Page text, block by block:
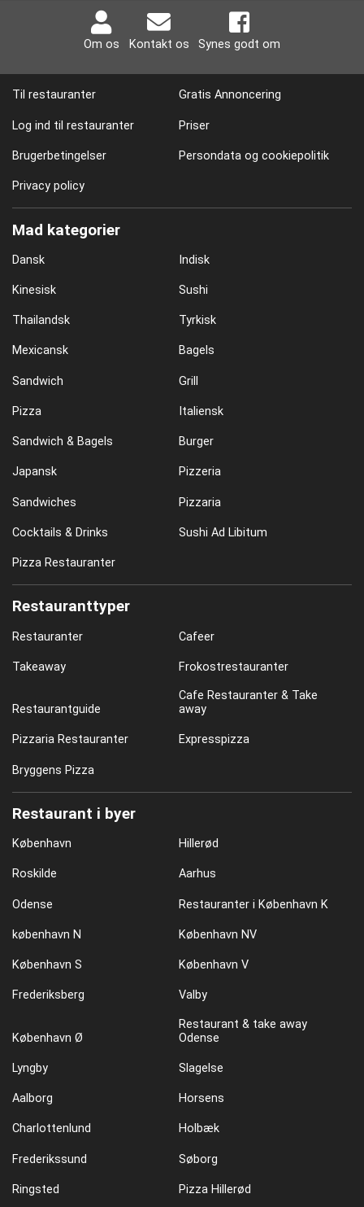
Om os Kontakt os Synes godt om
Til restauranter Gratis Annoncering
Log ind til restauranter Priser
Brugerbetingelser Persondata og cookiepolitik
Privacy policy
Mad kategorier
Dansk Indisk
Kinesisk Sushi
Thailandsk Tyrkisk
Mexicansk Bagels
Sandwich Grill
Pizza Italiensk
Sandwich & Bagels Burger
Japansk Pizzeria
Sandwiches Pizzaria
Cocktails & Drinks Sushi Ad Libitum
Pizza Restauranter
Restauranttyper
Restauranter Cafeer
Takeaway Frokostrestauranter
Restaurantguide
Cafe Restauranter & Take
away
Pizzaria Restauranter Expresspizza
Bryggens Pizza
Restaurant i byer
København Hillerød
Roskilde Aarhus
Odense Restauranter i København K
københavn N København NV
København S København V
Frederiksberg Valby
København Ø
Restaurant & take away
Odense
Lyngby Slagelse
Aalborg Horsens
Charlottenlund Holbæk
Frederikssund Søborg
Ringsted Pizza Hillerød